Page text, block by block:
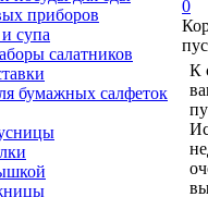
приборов
супа
салатников
бумажных салфеток
0
К